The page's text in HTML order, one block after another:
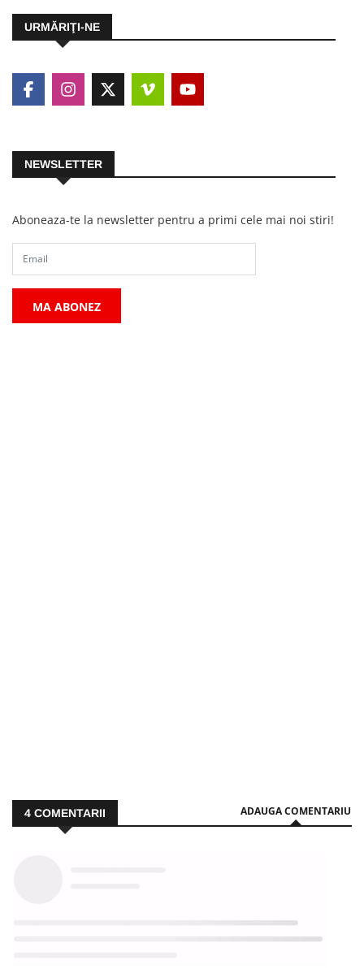
URMĂRIŢI-NE
NEWSLETTER
Aboneaza-te la newsletter pentru a primi cele mai noi stiri!
MA ABONEZ
4 COMENTARII ADAUGA COMENTARIU